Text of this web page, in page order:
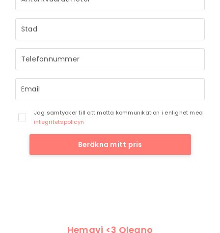
Jag samtycker till att motta kommunikation i enlighet med
integritetspolicyn
Beräkna mitt pris
Hemavi <3 Qleano